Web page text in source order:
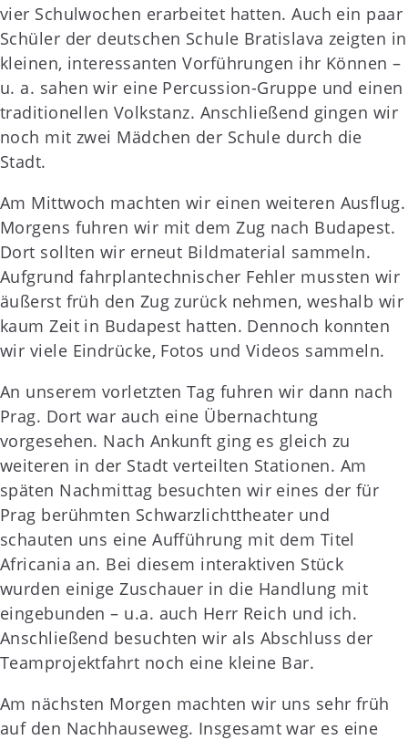
vier Schulwochen erarbeitet hatten. Auch ein paar
Schüler der deutschen Schule Bratislava zeigten in
kleinen, interessanten Vorführungen ihr Können –
u. a. sahen wir eine Percussion-Gruppe und einen
traditionellen Volkstanz. Anschließend gingen wir
noch mit zwei Mädchen der Schule durch die
Stadt.
Am Mittwoch machten wir einen weiteren Ausflug.
Morgens fuhren wir mit dem Zug nach Budapest.
Dort sollten wir erneut Bildmaterial sammeln.
Aufgrund fahrplantechnischer Fehler mussten wir
äußerst früh den Zug zurück nehmen, weshalb wir
kaum Zeit in Budapest hatten. Dennoch konnten
wir viele Eindrücke, Fotos und Videos sammeln.
An unserem vorletzten Tag fuhren wir dann nach
Prag. Dort war auch eine Übernachtung
vorgesehen. Nach Ankunft ging es gleich zu
weiteren in der Stadt verteilten Stationen. Am
späten Nachmittag besuchten wir eines der für
Prag berühmten Schwarzlichttheater und
schauten uns eine Aufführung mit dem Titel
Africania an. Bei diesem interaktiven Stück
wurden einige Zuschauer in die Handlung mit
eingebunden – u.a. auch Herr Reich und ich.
Anschließend besuchten wir als Abschluss der
Teamprojektfahrt noch eine kleine Bar.
Am nächsten Morgen machten wir uns sehr früh
auf den Nachhauseweg. Insgesamt war es eine